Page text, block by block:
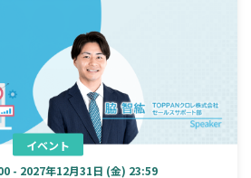
イベント
- 2027年12月31日 (金) 23:59